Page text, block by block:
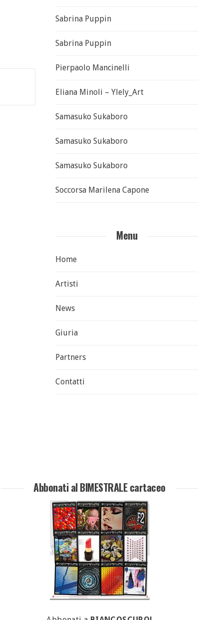
Sabrina Puppin
Sabrina Puppin
Pierpaolo Mancinelli
Eliana Minoli – Ylely_Art
Samasuko Sukaboro
Samasuko Sukaboro
Samasuko Sukaboro
Soccorsa Marilena Capone
Menu
Home
Artisti
News
Giuria
Partners
Contatti
Abbonati al BIMESTRALE cartaceo